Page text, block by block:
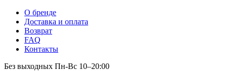
О бренде
Доставка и оплата
Возврат
FAQ
Контакты
Без выходных Пн-Вс 10–20:00